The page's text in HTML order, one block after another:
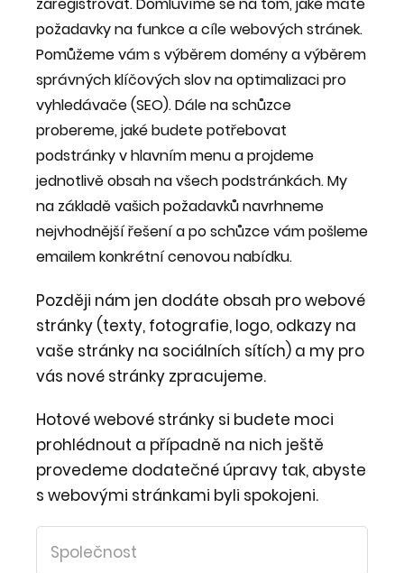
zaregistrovat. Domluvíme se na tom, jaké máte
požadavky na funkce a cíle webových stránek.
Pomůžeme vám s výběrem domény a výběrem
správných klíčových slov na optimalizaci pro
vyhledávače (SEO). Dále na schůzce
probereme, jaké budete potřebovat
podstránky v hlavním menu a projdeme
jednotlivě obsah na všech podstránkách. My
na základě vašich požadavků navrhneme
nejvhodnější řešení a po schůzce vám pošleme
emailem konkrétní cenovou nabídku.
Později nám jen dodáte obsah pro webové
stránky (texty, fotografie, logo, odkazy na
vaše stránky na sociálních sítích) a my pro
vás nové stránky zpracujeme.
Hotové webové stránky si budete moci
prohlédnout a případně na nich ještě
provedeme dodatečné úpravy tak, abyste
s webovými stránkami byli spokojeni.